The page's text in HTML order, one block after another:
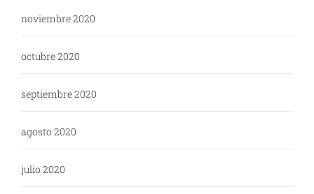
noviembre 2020
octubre 2020
septiembre 2020
agosto 2020
julio 2020